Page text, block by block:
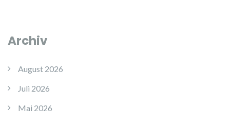
Archiv
August 2026
Juli 2026
Mai 2026